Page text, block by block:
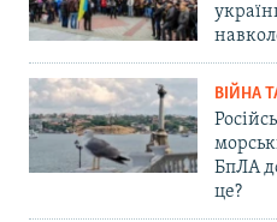
ВІЙНА
БпЛА
це?